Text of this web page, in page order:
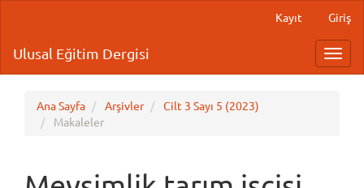
Content
Sidebar
Kayıt Giriş
Ulusal Eğitim Dergisi
Ana Sayfa Arşivler
Cilt 3 Sayı 5 (2023)
Makaleler